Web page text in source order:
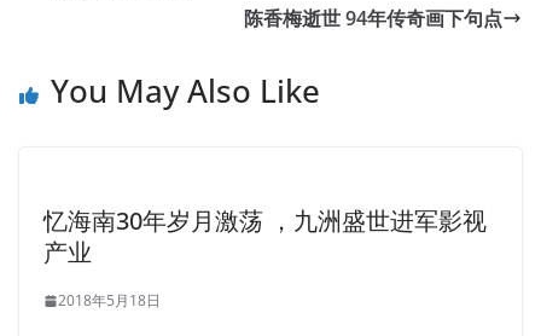
陈香梅逝世 94年传奇画下句点
You May Also Like
忆海南30年岁月激荡 ，九洲盛世进军影视
产业
2018年5月18日